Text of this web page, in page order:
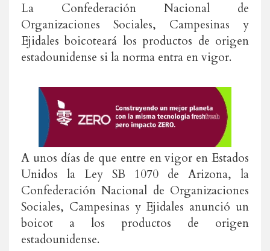
La Confederación Nacional de
Organizaciones Sociales, Campesinas y
Ejidales boicoteará los productos de origen
estadounidense si la norma entra en vigor.
A unos días de que entre en vigor en Estados
Unidos la Ley SB 1070 de Arizona, la
Confederación Nacional de Organizaciones
Sociales, Campesinas y Ejidales anunció un
boicot a los productos de origen
estadounidense.